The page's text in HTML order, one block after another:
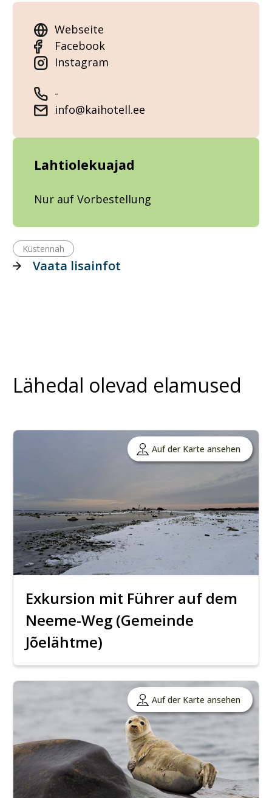
Webseite
Facebook
Instagram
-
info@kaihotell.ee
Lahtiolekuajad
Nur auf Vorbestellung
Küstennah
Vaata lisainfot
Lähedal olevad elamused
Auf der Karte ansehen
Exkursion mit Führer auf dem
Neeme-Weg (Gemeinde
Jõelähtme)
Auf der Karte ansehen